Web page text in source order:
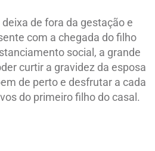
deixa de fora da gestação e
com a chegada do filho
social, a grande
curtir a gravidez da esposa
de perto e desfrutar a cada
do primeiro filho do casal.